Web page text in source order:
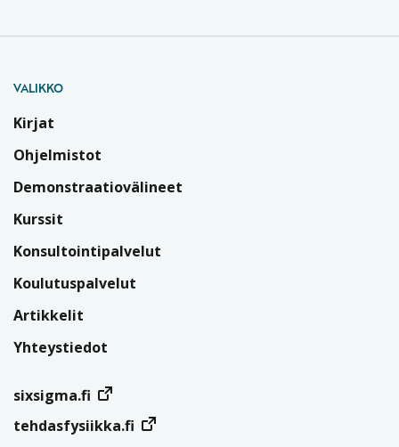
VALIKKO
Kirjat
Ohjelmistot
Demonstraatiovälineet
Kurssit
Konsultointipalvelut
Koulutuspalvelut
Artikkelit
Yhteystiedot
sixsigma.fi
tehdasfysiikka.fi